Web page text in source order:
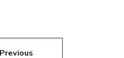
Previous